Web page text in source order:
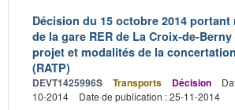
Décision du 15 octobre 2014
de la gare RER de La Croix-de-
projet et modalités de la
(RATP)
DEVT1425996S Transports Décision
10-2014
Date de publication : 25-11-2014